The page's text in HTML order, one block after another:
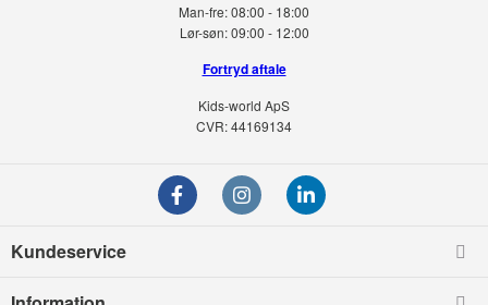
Man-fre:08:00 - 18:00
Lør-søn:09:00 - 12:00
Fortryd aftale
Kids-world ApS
CVR: 44169134
Kundeservice